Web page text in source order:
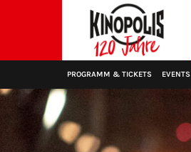
PROGRAMM & TICKETS EVENTS